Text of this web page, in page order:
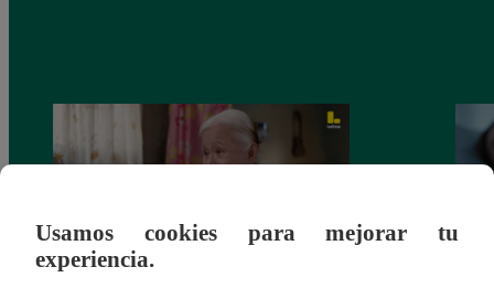
Usamos cookies para mejorar tu
experiencia.